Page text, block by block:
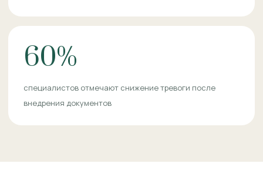
60%
специалистов отмечают снижение тревоги после
внедрения документов